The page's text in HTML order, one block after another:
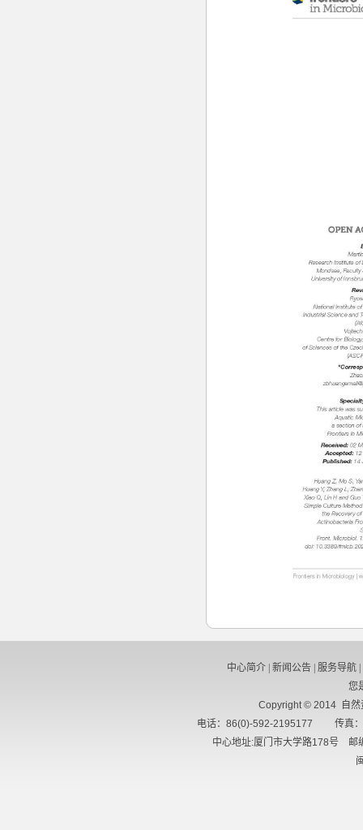
中心简介 新闻公告 服务导航
您
Copyright © 2014 自然
电话：86(0)-592-2195177 传真
中心地址:厦门市大学路178号